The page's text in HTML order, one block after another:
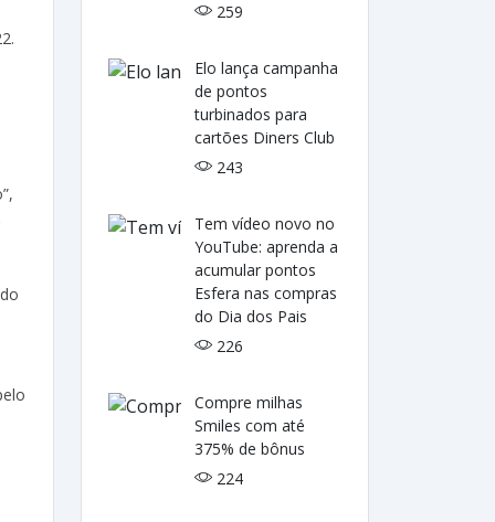
259
Elo lança campanha
de pontos
turbinados para
cartões Diners Club
243
Tem vídeo novo no
YouTube: aprenda a
acumular pontos
Esfera nas compras
do Dia dos Pais
226
Compre milhas
Smiles com até
375% de bônus
224